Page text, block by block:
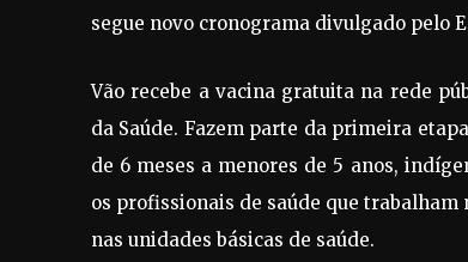
segue novo cronograma divulgado pelo
Vão recebe a vacina gratuita na rede
da Saúde. Fazem parte da primeira
de 6 meses a menores de 5 anos,
os profissionais de saúde que
nas unidades básicas de saúde.